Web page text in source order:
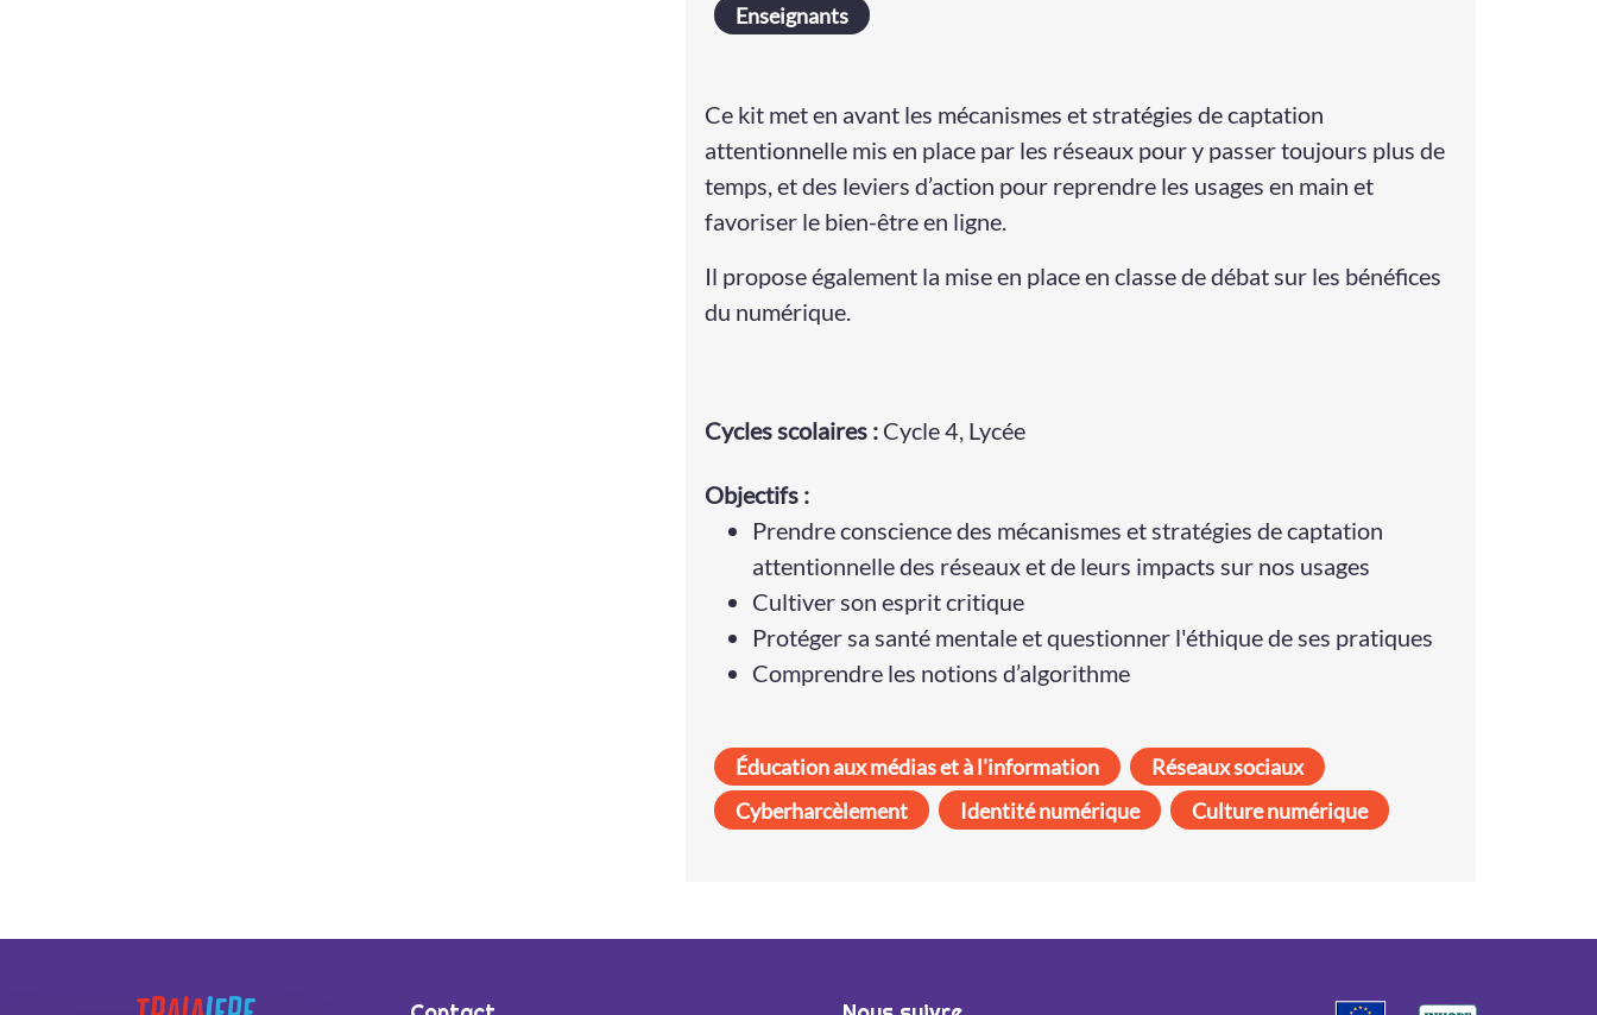
Enseignants
Ce kit met en avant les mécanismes et stratégies de captation
attentionnelle mis en place par les réseaux pour y passer toujours plus de
temps, et des leviers d’action pour reprendre les usages en main et
favoriser le bien-être en ligne.
Il propose également la mise en place en classe de débat sur les bénéfices
du numérique.
Cyclesscolaires : Cycle 4, Lycée
Objectifs :
Prendre conscience des mécanismes et stratégies de captation
attentionnelle des réseaux et de leurs impacts sur nos usages
Cultiver son esprit critique
Protéger sa santé mentale et questionner l'éthique de ses pratiques
Comprendre les notions d’algorithme
Éducation aux médias et à l'information
Réseaux sociaux
Cyberharcèlement
Identité numérique Culture numérique